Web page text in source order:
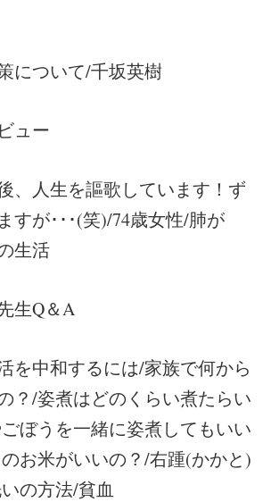
について/千坂英樹
ュー
、人生を謳歌しています！ず
すが･･･(笑)/74歳女性/肺が
生活
生Q＆A
を中和するには/家族で何から
？/姿煮はどのくらい煮たらい
ぼうを一緒に姿煮してもいい
お米がいいの？/右踵(かかと)
の方法/貧血